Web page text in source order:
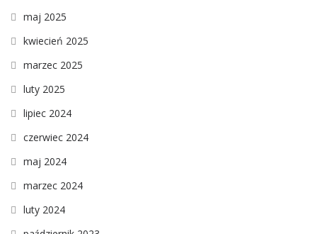
maj 2025
kwiecień 2025
marzec 2025
luty 2025
lipiec 2024
czerwiec 2024
maj 2024
marzec 2024
luty 2024